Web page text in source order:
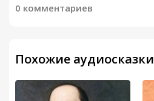
0 комментариев
Похожие аудиосказки